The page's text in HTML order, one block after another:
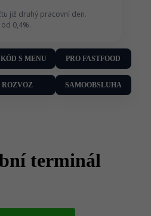
již druhý pracovní den.
0,4%.
S MENU PRO FASTFOOD
ROZVOZ SAMOOBSLUHA
terminál